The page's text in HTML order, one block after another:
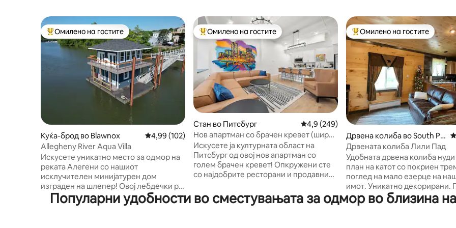
Меѓу најуспешните „Омилени на гостите“
Омилено на гостите
Куќа-брод во Blawnox Просечна оцена: 4,99 од 5, 102 рецензии
4,99 (102)
Allegheny River Aqua Villa
Искусете уникатно место за одмор на
реката Алегени со нашиот
исклучителен минијатурен дом
изграден на шлепер! Овој лебдечки рај
нуди карактеристичен обратен план на
подот со луксузен поглед и
Меѓу најуспешните „Омилени на гостите“
Омилено на гостите
Стан во Питсбург Просечна оцена: 4,9 од 5, 249 рецензии
4,9 (249)
Нов апартман со брачен кревет (широк
180 – 200 см) и џакузи во Cultural
District
Искусете ја културната област на
Питсбург од овој нов апартман со
голем брачен кревет! Опкружени сте
со најдобрите ресторани и продавници
конгресниот центар, театрите и друго.
Дизајнирано за удобност и
Меѓу најуспешните „Омилени
Омилено на гостите
Дрвена колиба во South Pa
rk Township
Дрвената колиба Лили Пад
Удобната дрвена колиба
план на катот со покриен
поглед на мало езерце на
имот. Уникатно декорирани. Поглед
кон шуми и полиња, но во
бројни ресторани, паркови и
Популарни удобности во сместувањата за одмор во близина